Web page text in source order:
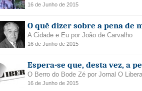
16 de Junho de 2015
O quê dizer sobre a pena de
A Cidade e Eu por João de Carvalho
16 de Junho de 2015
Espera-se que, desta vez, a
O Berro do Bode Zé por Jornal O Liberal
16 de Junho de 2015